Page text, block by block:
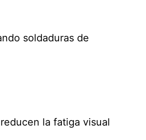
soldaduras de
la fatiga visual